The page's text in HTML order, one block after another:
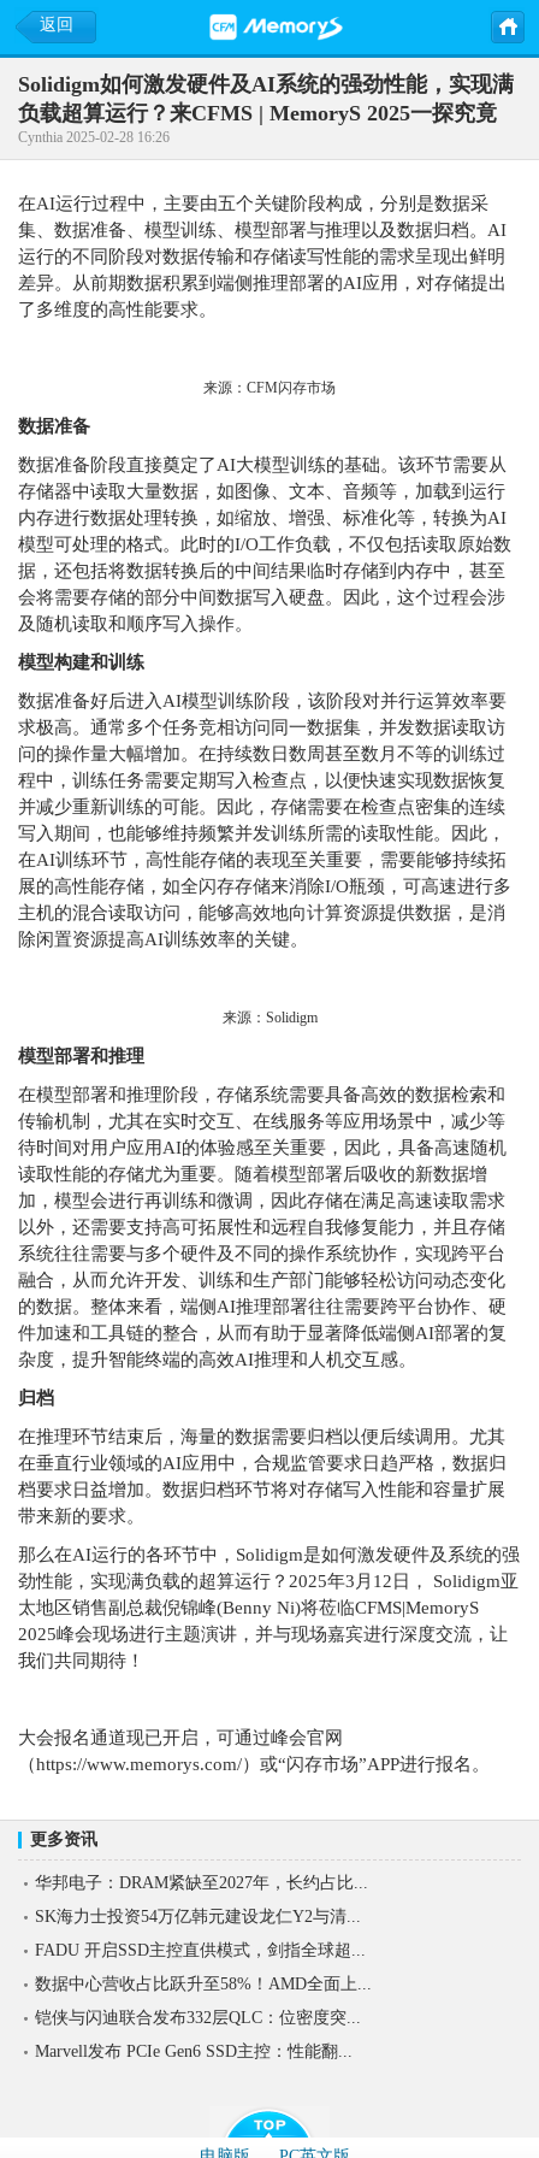
返回
Solidigm如何激发硬件及AI系统的强劲性能，实现满
负载超算运行？来CFMS | MemoryS 2025一探究竟
Cynthia 2025-02-28 16:26
在AI运行过程中，主要由五个关键阶段构成，分别是数据采
集、数据准备、模型训练、模型部署与推理以及数据归档。AI
运行的不同阶段对数据传输和存储读写性能的需求呈现出鲜明
差异。从前期数据积累到端侧推理部署的AI应用，对存储提出
了多维度的高性能要求。
来源：CFM闪存市场
数据准备
数据准备阶段直接奠定了AI大模型训练的基础。该环节需要从
存储器中读取大量数据，如图像、文本、音频等，加载到运行
内存进行数据处理转换，如缩放、增强、标准化等，转换为AI
模型可处理的格式。此时的I/O工作负载，不仅包括读取原始数
据，还包括将数据转换后的中间结果临时存储到内存中，甚至
会将需要存储的部分中间数据写入硬盘。因此，这个过程会涉
及随机读取和顺序写入操作。
模型构建和训练
数据准备好后进入AI模型训练阶段，该阶段对并行运算效率要
求极高。通常多个任务竞相访问同一数据集，并发数据读取访
问的操作量大幅增加。在持续数日数周甚至数月不等的训练过
程中，训练任务需要定期写入检查点，以便快速实现数据恢复
并减少重新训练的可能。因此，存储需要在检查点密集的连续
写入期间，也能够维持频繁并发训练所需的读取性能。因此，
在AI训练环节，高性能存储的表现至关重要，需要能够持续拓
展的高性能存储，如全闪存存储来消除I/O瓶颈，可高速进行多
主机的混合读取访问，能够高效地向计算资源提供数据，是消
除闲置资源提高AI训练效率的关键。
来源：Solidigm
模型部署和推理
在模型部署和推理阶段，存储系统需要具备高效的数据检索和
传输机制，尤其在实时交互、在线服务等应用场景中，减少等
待时间对用户应用AI的体验感至关重要，因此，具备高速随机
读取性能的存储尤为重要。随着模型部署后吸收的新数据增
加，模型会进行再训练和微调，因此存储在满足高速读取需求
以外，还需要支持高可拓展性和远程自我修复能力，并且存储
系统往往需要与多个硬件及不同的操作系统协作，实现跨平台
融合，从而允许开发、训练和生产部门能够轻松访问动态变化
的数据。整体来看，端侧AI推理部署往往需要跨平台协作、硬
件加速和工具链的整合，从而有助于显著降低端侧AI部署的复
杂度，提升智能终端的高效AI推理和人机交互感。
归档
在推理环节结束后，海量的数据需要归档以便后续调用。尤其
在垂直行业领域的AI应用中，合规监管要求日趋严格，数据归
档要求日益增加。数据归档环节将对存储写入性能和容量扩展
带来新的要求。
那么在AI运行的各环节中，Solidigm是如何激发硬件及系统的强
劲性能，实现满负载的超算运行？2025年3月12日， Solidigm亚
太地区销售副总裁倪锦峰(Benny Ni)将莅临CFMS|MemoryS
2025峰会现场进行主题演讲，并与现场嘉宾进行深度交流，让
我们共同期待！
大会报名通道现已开启，可通过峰会官网
（https://www.memorys.com/）或“闪存市场”APP进行报名。
更多资讯
华邦电子：DRAM紧缺至2027年，长约占比...
SK海力士投资54万亿韩元建设龙仁Y2与清...
FADU 开启SSD主控直供模式，剑指全球超...
数据中心营收占比跃升至58%！AMD全面上...
铠侠与闪迪联合发布332层QLC：位密度突...
Marvell发布 PCIe Gen6 SSD主控：性能翻...